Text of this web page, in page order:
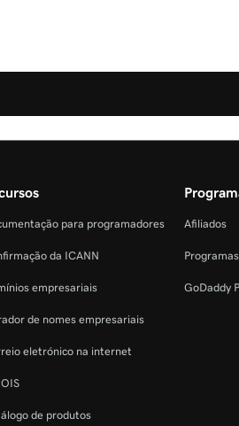
para programadores
da ICANN
empresariais
de nomes empresariais
eletrónico na internet
de produtos
Afiliados
GoDaddy